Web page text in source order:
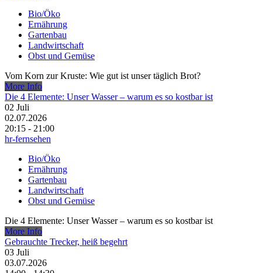
Bio/Öko
Ernährung
Gartenbau
Landwirtschaft
Obst und Gemüse
Vom Korn zur Kruste: Wie gut ist unser täglich Brot?
More Info
Die 4 Elemente: Unser Wasser – warum es so kostbar ist
02 Juli
02.07.2026
20:15 - 21:00
hr-fernsehen
Bio/Öko
Ernährung
Gartenbau
Landwirtschaft
Obst und Gemüse
Die 4 Elemente: Unser Wasser – warum es so kostbar ist
More Info
Gebrauchte Trecker, heiß begehrt
03 Juli
03.07.2026